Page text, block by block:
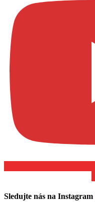
Sledujte nás na Instagram